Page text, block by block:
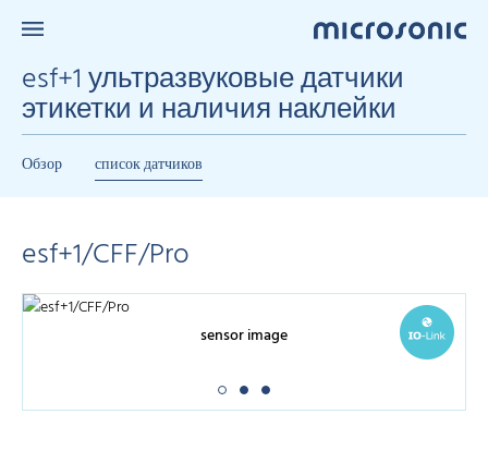
esf+1 ультразвуковые датчики
этикетки и наличия наклейки
Обзор список датчиков
esf+1/CFF/Pro
sensor image